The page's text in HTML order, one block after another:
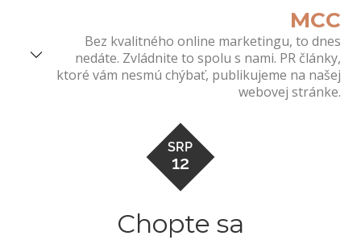
content
MCC
Bez kvalitného online marketingu, to dnes
nedáte. Zvládnite to spolu s nami. PR články,
ktoré vám nesmú chýbať, publikujeme na našej
webovej stránke.
SRP
12
Chopte sa